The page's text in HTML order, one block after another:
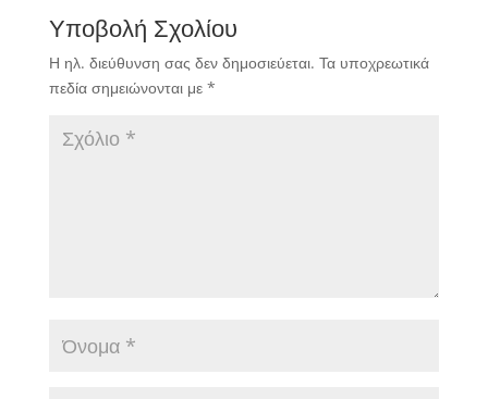
Υποβολή Σχολίου
Η ηλ. διεύθυνση σας δεν δημοσιεύεται. Τα υποχρεωτικά
πεδία σημειώνονται με *